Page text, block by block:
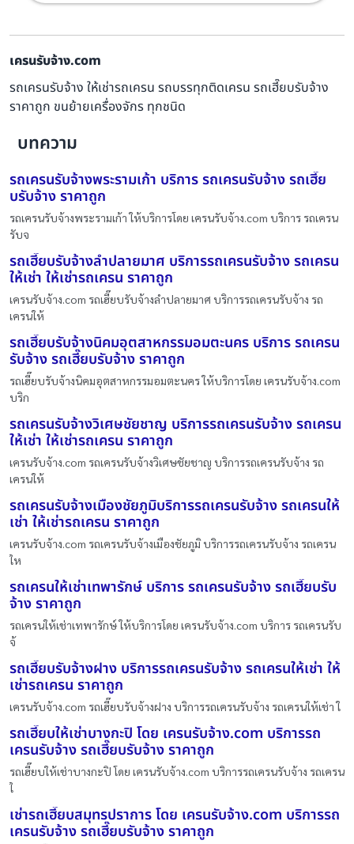
เครนรับจ้าง.com
รถเครนรับจ้าง ให้เช่ารถเครน รถบรรทุกติดเครน รถเฮี๊ยบรับจ้าง
ราคาถูก ขนย้ายเครื่องจักร ทุกชนิด
บทความ
รถเครนรับจ้างพระรามเก้า บริการ รถเครนรับจ้าง รถเฮี๊ย
บรับจ้าง ราคาถูก
รถเครนรับจ้างพระรามเก้า ให้บริการโดย เครนรับจ้าง.com บริการ รถเครน
รับจ
รถเฮี๊ยบรับจ้างลำปลายมาศ บริการรถเครนรับจ้าง รถเครน
ให้เช่า ให้เช่ารถเครน ราคาถูก
เครนรับจ้าง.com รถเฮี๊ยบรับจ้างลำปลายมาศ บริการรถเครนรับจ้าง รถ
เครนให้
รถเฮี๊ยบรับจ้างนิคมอุตสาหกรรมอมตะนคร บริการ รถเครน
รับจ้าง รถเฮี๊ยบรับจ้าง ราคาถูก
รถเฮี๊ยบรับจ้างนิคมอุตสาหกรรมอมตะนคร ให้บริการโดย เครนรับจ้าง.com
บริก
รถเครนรับจ้างวิเศษชัยชาญ บริการรถเครนรับจ้าง รถเครน
ให้เช่า ให้เช่ารถเครน ราคาถูก
เครนรับจ้าง.com รถเครนรับจ้างวิเศษชัยชาญ บริการรถเครนรับจ้าง รถ
เครนให้
รถเครนรับจ้างเมืองชัยภูมิบริการรถเครนรับจ้าง รถเครนให้
เช่า ให้เช่ารถเครน ราคาถูก
เครนรับจ้าง.com รถเครนรับจ้างเมืองชัยภูมิ บริการรถเครนรับจ้าง รถเครน
ให
รถเครนให้เช่าเทพารักษ์ บริการ รถเครนรับจ้าง รถเฮี๊ยบรับ
จ้าง ราคาถูก
รถเครนให้เช่าเทพารักษ์ ให้บริการโดย เครนรับจ้าง.com บริการ รถเครนรับ
จ้
รถเฮี๊ยบรับจ้างฝาง บริการรถเครนรับจ้าง รถเครนให้เช่า ให้
เช่ารถเครน ราคาถูก
เครนรับจ้าง.com รถเฮี๊ยบรับจ้างฝาง บริการรถเครนรับจ้าง รถเครนให้เช่า ใ
รถเฮี๊ยบให้เช่าบางกะปิ โดย เครนรับจ้าง.com บริการรถ
เครนรับจ้าง รถเฮี๊ยบรับจ้าง ราคาถูก
รถเฮี๊ยบให้เช่าบางกะปิ โดย เครนรับจ้าง.com บริการรถเครนรับจ้าง รถเครน
ใ
เช่ารถเฮี๊ยบสมุทรปราการ โดย เครนรับจ้าง.com บริการรถ
เครนรับจ้าง รถเฮี๊ยบรับจ้าง ราคาถูก